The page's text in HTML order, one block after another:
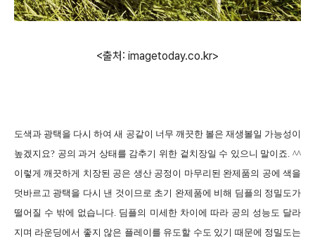
<출처: imagetoday.co.kr>
도색과 광택을 다시 하여 새 공같이 너무 깨끗한 볼은 재생볼일 가능성이
높겠지요? 공의 과거 상태를 감추기 위한 겉치장일 수 있으니 말이죠. ^^
이렇게 깨끗하게 치장된 공은 생산 공정이 마무리된 완제품의 공에 색을
덧바르고 광택을 다시 낸 것이므로 초기 완제품에 비해 딤플의 정밀도가
떨어질 수 밖에 없습니다. 딤플의 미세한 차이에 따라 공의 성능도 달라
지며 라운딩에서 좋지 않은 플레이를 유도할 수도 있기 때문에 정밀도는